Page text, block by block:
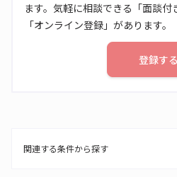
ます。気軽に相談できる「面談
「オンライン登録」があります。
登録する
関連する条件から探す